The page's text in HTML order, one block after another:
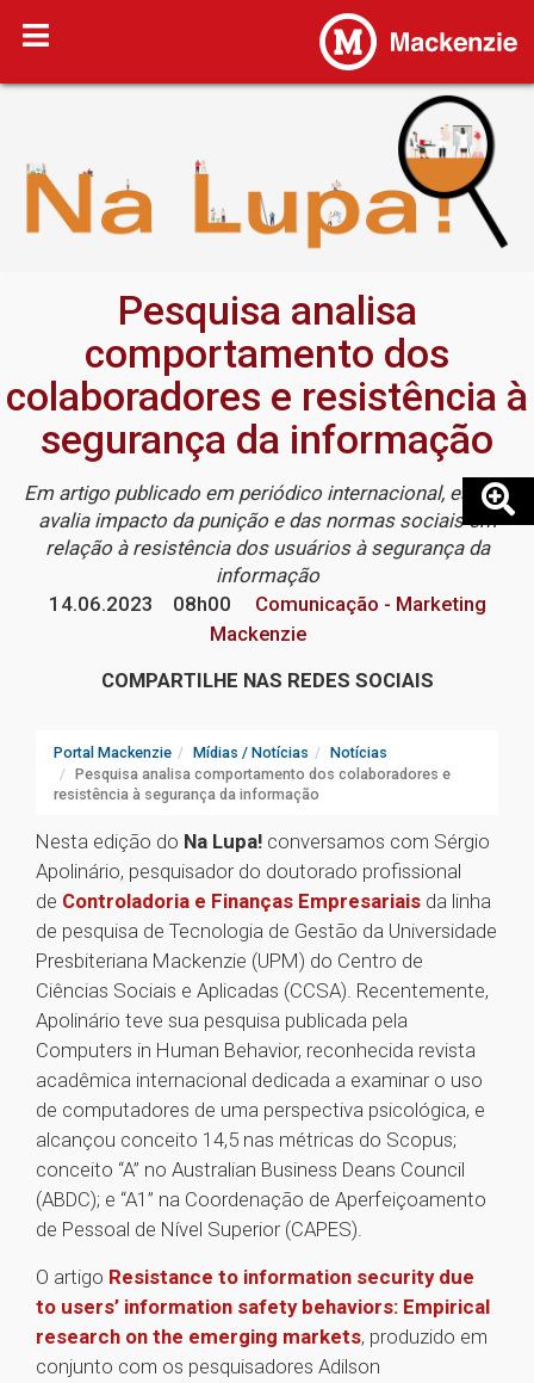
Pesquisa analisa
comportamento dos
colaboradores e resistência à
segurança da informação
Em artigo publicado em periódico internacional, estudo
avalia impacto da punição e das normas sociais em
relação à resistência dos usuários à segurança da
informação
14.06.2023
08h00
Comunicação - Marketing
Mackenzie
COMPARTILHE NAS REDES SOCIAIS
Portal Mackenzie Mídias / Notícias
Notícias
Pesquisa analisa comportamento dos colaboradores e
resistência à segurança da informação
Nesta edição do Na Lupa! conversamos com Sérgio
Apolinário, pesquisador do doutorado profissional
de Controladoria e Finanças Empresariais da linha
de pesquisa de Tecnologia de Gestão da Universidade
Presbiteriana Mackenzie (UPM) do Centro de
Ciências Sociais e Aplicadas (CCSA). Recentemente,
Apolinário teve sua pesquisa publicada pela
Computers in Human Behavior, reconhecida revista
acadêmica internacional dedicada a examinar o uso
de computadores de uma perspectiva psicológica, e
alcançou conceito 14,5 nas métricas do Scopus;
conceito “A” no Australian Business Deans Council
(ABDC); e “A1” na Coordenação de Aperfeiçoamento
de Pessoal de Nível Superior (CAPES).
O artigo Resistance to information security due
to users’ information safety behaviors: Empirical
research on the emerging markets, produzido em
conjunto com os pesquisadores Adilson